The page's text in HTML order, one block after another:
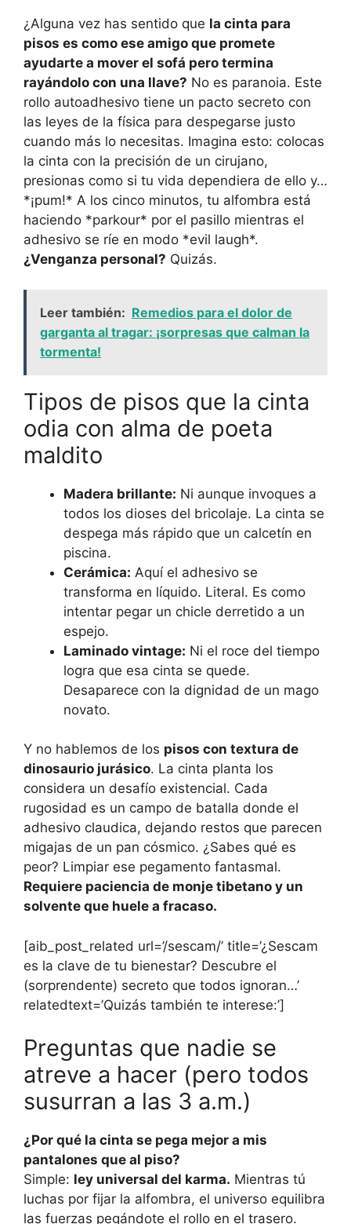
¿Alguna vez has sentido que la cinta para
pisos es como ese amigo que promete
ayudarte a mover el sofá pero termina
rayándolo con una llave? No es paranoia. Este
rollo autoadhesivo tiene un pacto secreto con
las leyes de la física para despegarse justo
cuando más lo necesitas. Imagina esto: colocas
la cinta con la precisión de un cirujano,
presionas como si tu vida dependiera de ello y…
*¡pum!* A los cinco minutos, tu alfombra está
haciendo *parkour* por el pasillo mientras el
adhesivo se ríe en modo *evil laugh*.
¿Venganza personal? Quizás.
Leer también: Remedios para el dolor de
garganta al tragar: ¡sorpresas que calman la
tormenta!
Tipos de pisos que la cinta
odia con alma de poeta
maldito
Madera brillante: Ni aunque invoques a
todos los dioses del bricolaje. La cinta se
despega más rápido que un calcetín en
piscina.
Cerámica: Aquí el adhesivo se
transforma en líquido. Literal. Es como
intentar pegar un chicle derretido a un
espejo.
Laminado vintage: Ni el roce del tiempo
logra que esa cinta se quede.
Desaparece con la dignidad de un mago
novato.
Y no hablemos de los pisos con textura de
dinosaurio jurásico. La cinta planta los
considera un desafío existencial. Cada
rugosidad es un campo de batalla donde el
adhesivo claudica, dejando restos que parecen
migajas de un pan cósmico. ¿Sabes qué es
peor? Limpiar ese pegamento fantasmal.
Requiere paciencia de monje tibetano y un
solvente que huele a fracaso.
[aib_post_related url=’/sescam/’ title=’¿Sescam
es la clave de tu bienestar? Descubre el
(sorprendente) secreto que todos ignoran…’
relatedtext=’Quizás también te interese:’]
Preguntas que nadie se
atreve a hacer (pero todos
susurran a las 3 a.m.)
¿Por qué la cinta se pega mejor a mis
pantalones que al piso?
Simple: ley universal del karma. Mientras tú
luchas por fijar la alfombra, el universo equilibra
las fuerzas pegándote el rollo en el trasero.